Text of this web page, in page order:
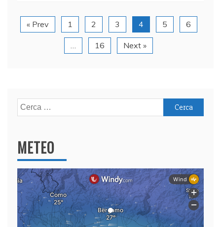
b
o
dI
n
A
p
p
vi
di
« Prev 1 2 3 4 5 6
16 Next »
Ricerca
per:
METEO